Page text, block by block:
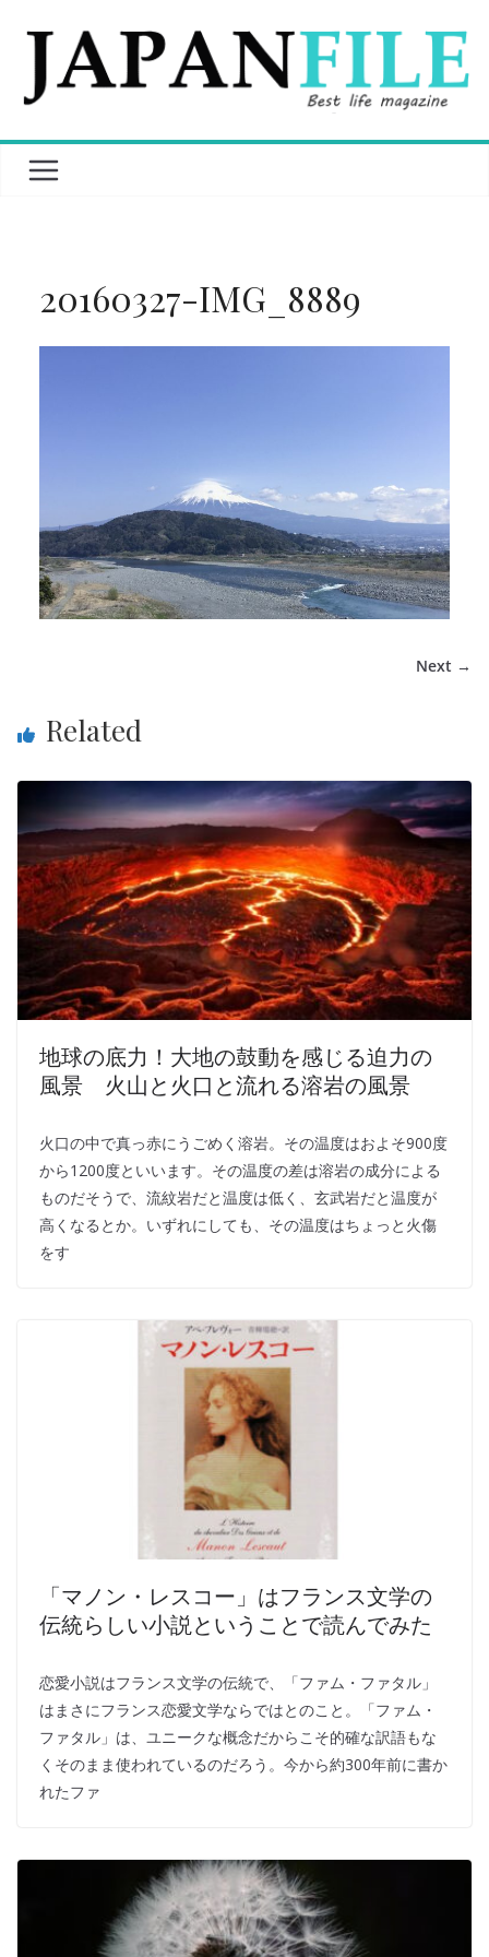
20160327-IMG_8889
Next →
Related
地球の底力！大地の鼓動を感じる迫力の
風景 火山と火口と流れる溶岩の風景
火口の中で真っ赤にうごめく溶岩。その温度はおよそ900度
から1200度といいます。その温度の差は溶岩の成分による
ものだそうで、流紋岩だと温度は低く、玄武岩だと温度が
高くなるとか。いずれにしても、その温度はちょっと火傷
をす
「マノン・レスコー」はフランス文学の
伝統らしい小説ということで読んでみた
恋愛小説はフランス文学の伝統で、「ファム・ファタル」
はまさにフランス恋愛文学ならではとのこと。「ファム・
ファタル」は、ユニークな概念だからこそ的確な訳語もな
くそのまま使われているのだろう。今から約300年前に書か
れたファ